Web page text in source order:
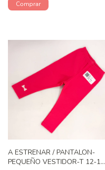
A ESTRENAR / PANTALON-
PEQUEÑO VESTIDOR-T 12-18